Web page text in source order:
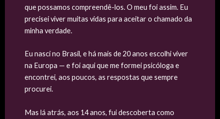
que possamos compreendê-los. O meu foi assim. Eu
precisei viver muitas vidas para aceitar o chamado da
minha verdade.
Eu nasci no Brasil, e há mais de 20 anos escolhi viver
na Europa — e foi aqui que me formei psicóloga e
encontrei, aos poucos, as respostas que sempre
procurei.
Mas lá atrás, aos 14 anos, fui descoberta como